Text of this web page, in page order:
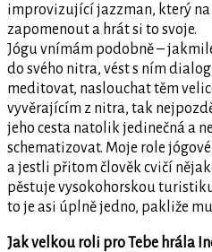
improvizující jazzman, který na
zapomenout a hrát si to svoje.
Jógu vnímám podobně –
do svého nitra, vést s ním
meditovat, naslouchat těm
vyvěrajícím z nitra, tak
jeho cesta natolik jedinečná a
schematizovat. Moje role
a jestli přitom člověk cvičí
pěstuje vysokohorskou
to je asi úplně jedno, pakliže
Jak velkou roli pro Tebe hrála